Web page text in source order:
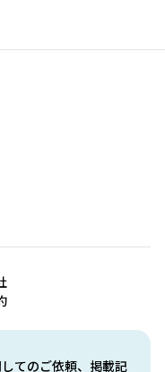
てのご依頼、掲載記